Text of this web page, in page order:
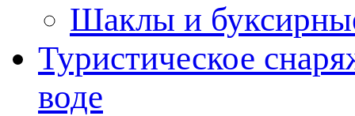
Шаклы и
Туристическое
воде